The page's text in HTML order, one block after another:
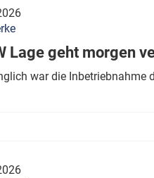
Monats
Generalsanierung
ETCS
Lage geht morgen
war die Inbetriebnahme